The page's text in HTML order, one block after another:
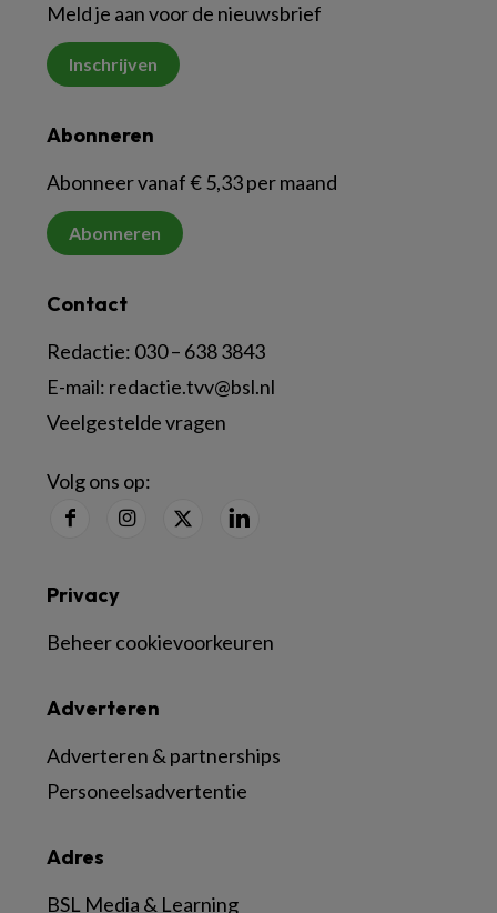
Meld je aan voor de nieuwsbrief
Inschrijven
Abonneren
Abonneer vanaf € 5,33 per maand
Abonneren
Contact
Redactie: 030 – 638 3843
E-mail: redactie.tvv@bsl.nl
Veelgestelde vragen
Volg ons op:
Adres
BSL Media & Learning
Adverteren
Adverteren & partnerships
Personeelsadvertentie
Privacy
Beheer cookievoorkeuren